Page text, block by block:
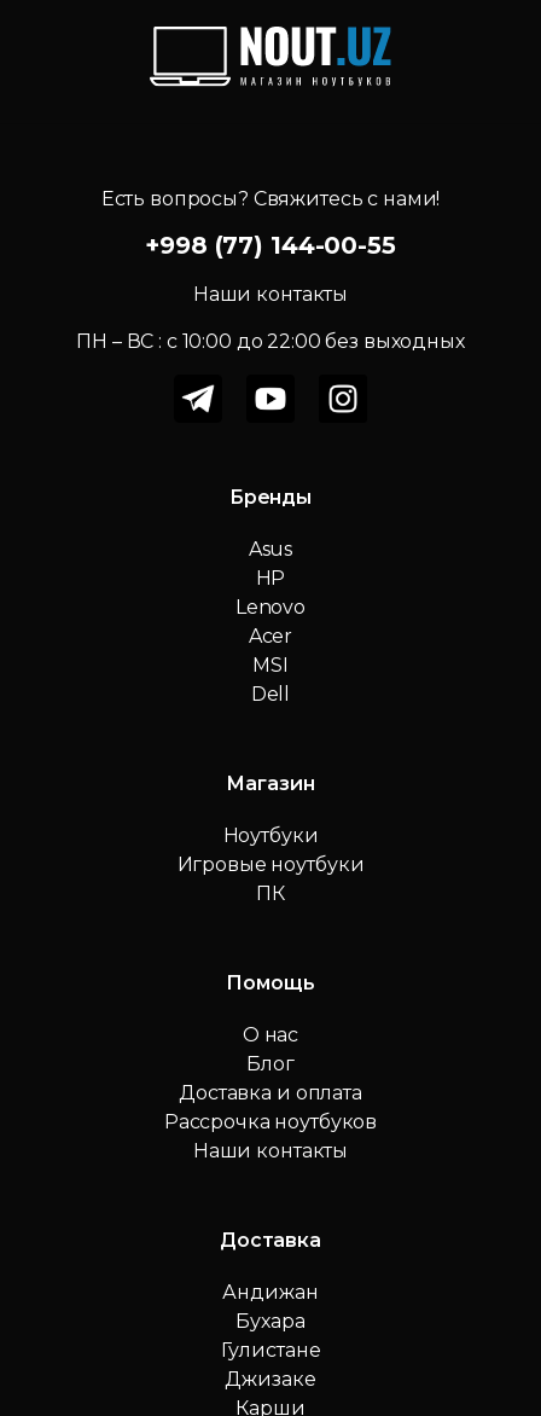
Есть вопросы? Свяжитесь с нами!
+998 (77) 144-00-55
Наши контакты
ПН – ВС : c 10:00 до 22:00 без выходных
Бренды
Asus
HP
Lenovo
Acer
MSI
Dell
Магазин
Ноутбуки
Игровые ноутбуки
ПК
Помощь
О нас
Блог
Доставка и оплата
Рассрочка ноутбуков
Наши контакты
Доставка
Андижан
Бухара
Гулистане
Джизаке
Карши